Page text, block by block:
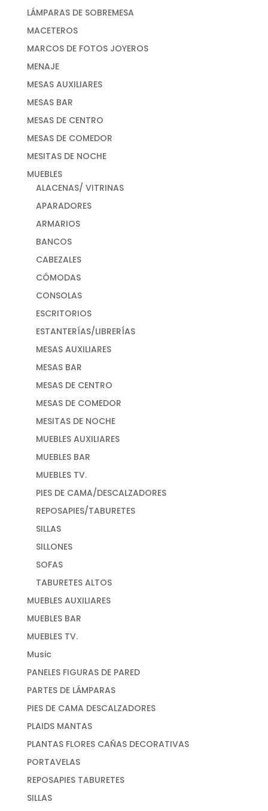
LÁMPARAS DE SOBREMESA
MACETEROS
MARCOS DE FOTOS JOYEROS
MENAJE
MESAS AUXILIARES
MESAS BAR
MESAS DE CENTRO
MESAS DE COMEDOR
MESITAS DE NOCHE
MUEBLES
ALACENAS/ VITRINAS
APARADORES
ARMARIOS
BANCOS
CABEZALES
CÓMODAS
CONSOLAS
ESCRITORIOS
ESTANTERÍAS/LIBRERÍAS
MESAS AUXILIARES
MESAS BAR
MESAS DE CENTRO
MESAS DE COMEDOR
MESITAS DE NOCHE
MUEBLES AUXILIARES
MUEBLES BAR
MUEBLES TV.
PIES DE CAMA/DESCALZADORES
REPOSAPIES/TABURETES
SILLAS
SILLONES
SOFAS
TABURETES ALTOS
MUEBLES AUXILIARES
MUEBLES BAR
MUEBLES TV.
Music
PANELES FIGURAS DE PARED
PARTES DE LÁMPARAS
PIES DE CAMA DESCALZADORES
PLAIDS MANTAS
PLANTAS FLORES CAÑAS DECORATIVAS
PORTAVELAS
REPOSAPIES TABURETES
SILLAS